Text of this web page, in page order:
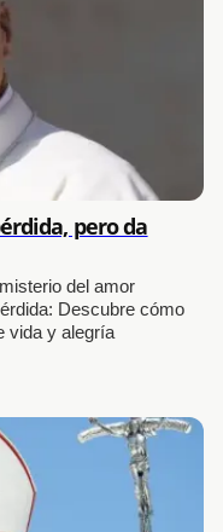
pero da
del amor
Descubre cómo
vida y alegría